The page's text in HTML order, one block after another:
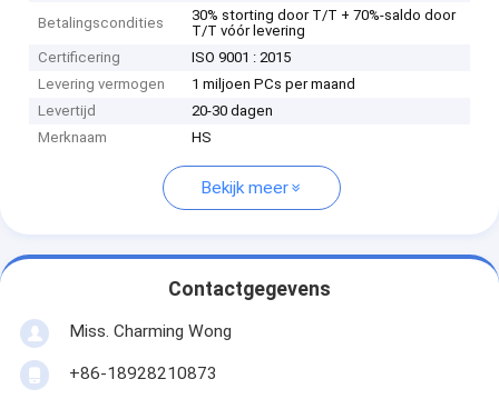
Betalingscondities
30% storting door T/T + 70%-saldo door
T/T vóór levering
Certificering
ISO 9001 : 2015
Levering vermogen
1 miljoen PCs per maand
Levertijd
20-30 dagen
Merknaam
HS
Bekijk meer
Contactgegevens
Miss. Charming Wong
+86-18928210873